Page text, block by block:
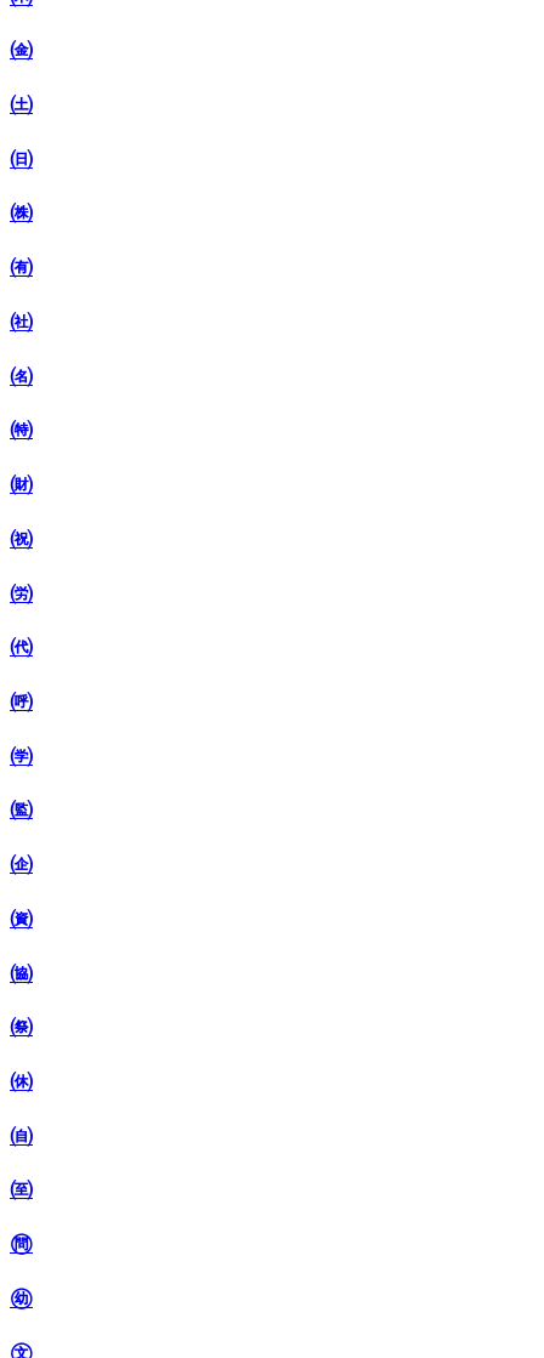
㈮
㈯
㈰
㈱
㈲
㈳
㈴
㈵
㈶
㈷
㈸
㈹
㈺
㈻
㈼
㈽
㈾
㈿
㉀
㉁
㉂
㉃
㉄
㉅
㉆